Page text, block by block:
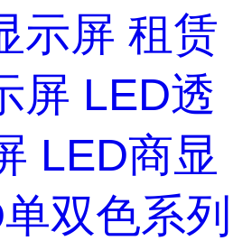
示屏 租赁
屏 LED透
LED商显
双色系列